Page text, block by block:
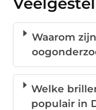
Waarom
Welke
populair in